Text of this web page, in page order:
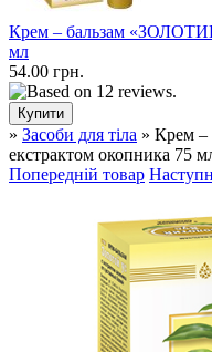
Крем – бальзам
мл
54.00 грн.
» Засоби для тіла » Крем
екстрактом окопника 75
Попередній товар